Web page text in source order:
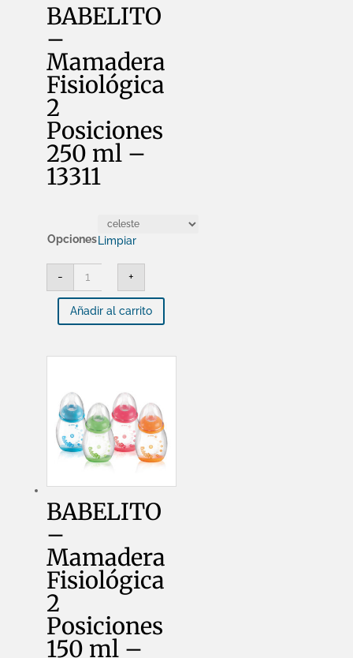
BABELITO
–
Mamadera
Fisiológica
2
Posiciones
250 ml –
13311
Opciones Limpiar
-
BABELITO
Mamadera
Fisiológica
2
Posiciones
-
+
Añadir al carrito
BABELITO
–
Mamadera
Fisiológica
2
Posiciones
150 ml –